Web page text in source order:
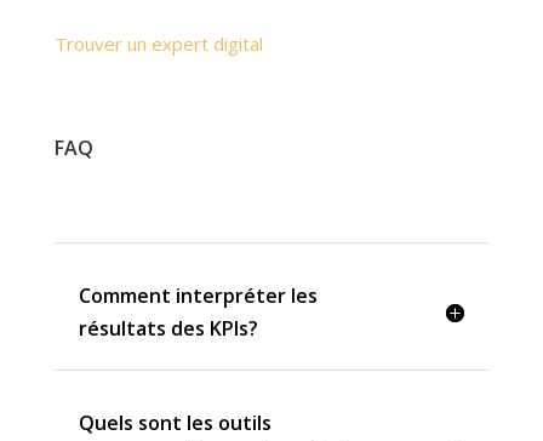
Trouver un expert digital
FAQ
Comment interpréter les
résultats des KPIs?
Quels sont les outils